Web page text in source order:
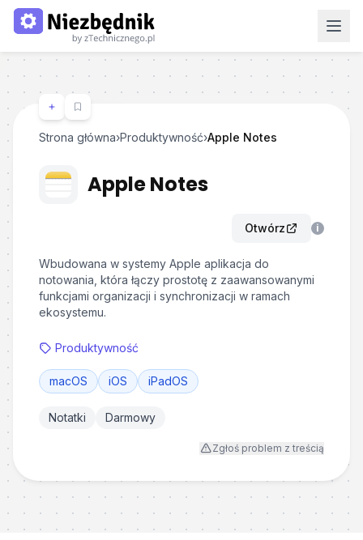
Strona główna›Produktywność›Apple Notes
Apple Notes
Otwórz i
Wbudowana w systemy Apple aplikacja do
notowania, która łączy prostotę z zaawansowanymi
funkcjami organizacji i synchronizacji w ramach
ekosystemu.
Produktywność
macOS iOS iPadOS
Notatki Darmowy
Zgłoś problem z treścią